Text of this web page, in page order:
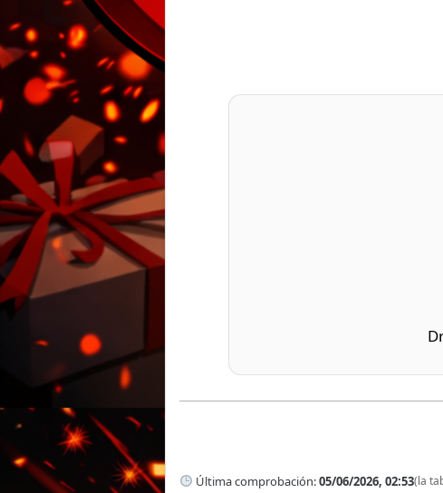
Última comprobación:05/06/2026, 02:53(la